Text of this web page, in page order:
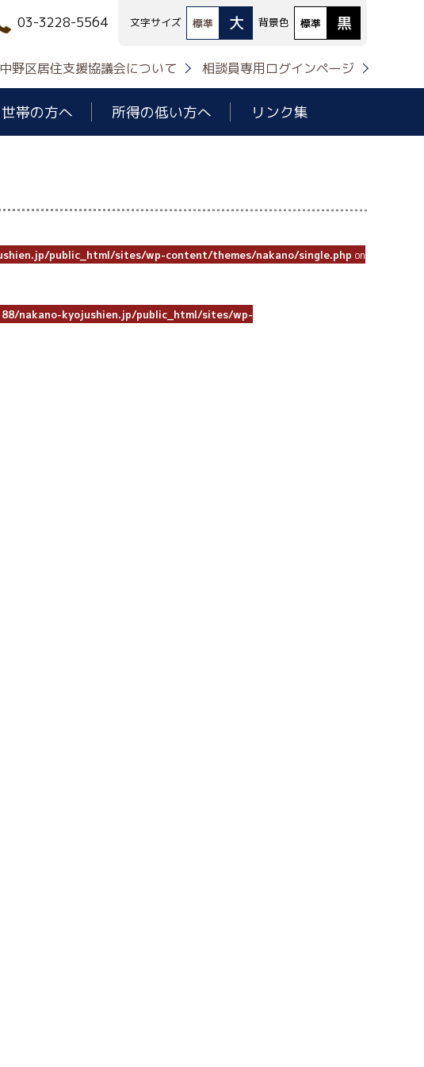
03-3228-5564 文字サイズ 標準 大 背景色 標準 黒
中野区居住支援協議会について 相談員専用ログインページ
帯の方へ 所得の低い方へ リンク集
public_html/sites/wp-content/themes/nakano/single.php on
nakano-kyojushien.jp/public_html/sites/wp-